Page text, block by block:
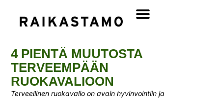
4 PIENTÄ MUUTOSTA
TERVEEMPÄÄN
RUOKAVALIOON
Terveellinen ruokavalio on avain hyvinvointiin ja